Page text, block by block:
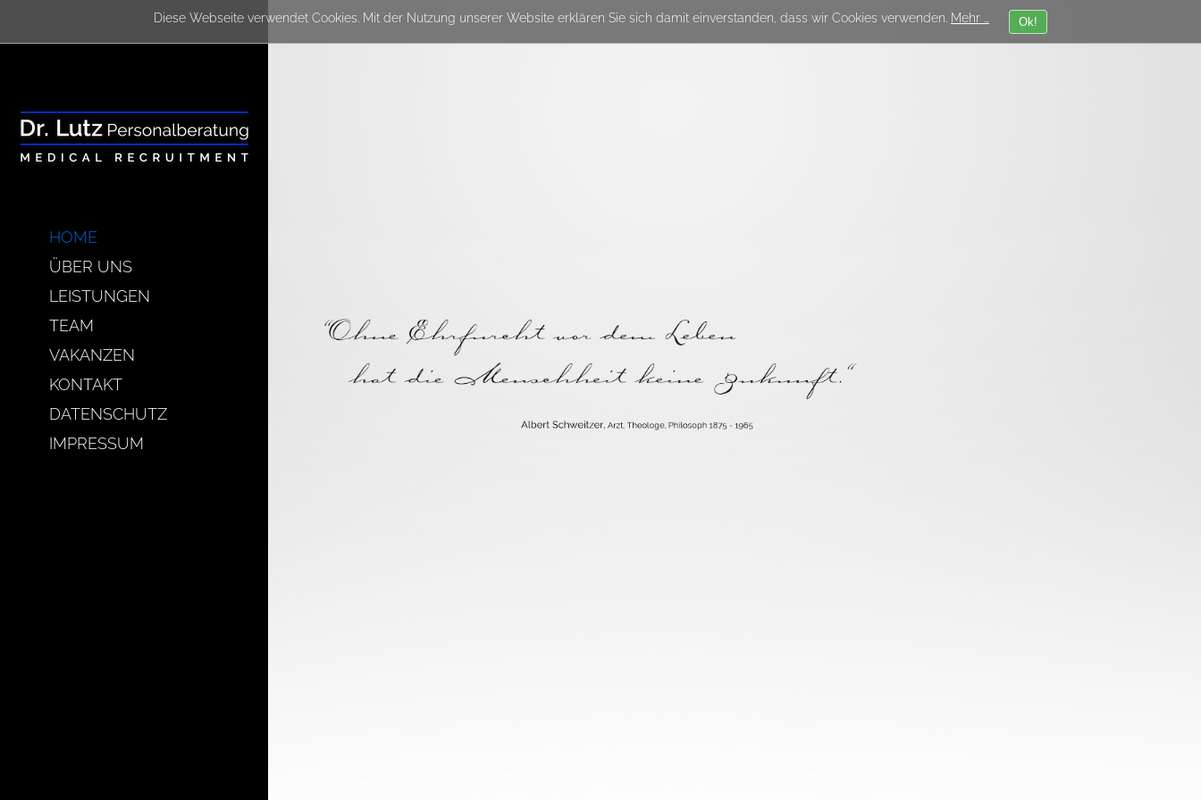
HOME
ÜBER UNS
LEISTUNGEN
TEAM
VAKANZEN
KONTAKT
DATENSCHUTZ
IMPRESSUM
Ok!
Diese Webseite verwendet Cookies. Mit der Nutzung unserer Website erklären Sie sich damit einverstanden, dass wir Cookies verwenden. Mehr …